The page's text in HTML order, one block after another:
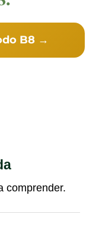
B8 →
comprender.